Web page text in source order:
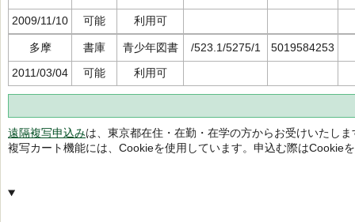
2009/11/10 可能 利用可
多摩 書庫 青少年図書 /523.1/5275/1
5019584253
2011/03/04
可能 利用可
遠隔複写申込みは、東京都在住・在勤・在学の方からお受けいたしま
複写カート機能には、Cookieを使用しています。申込む際はCookie